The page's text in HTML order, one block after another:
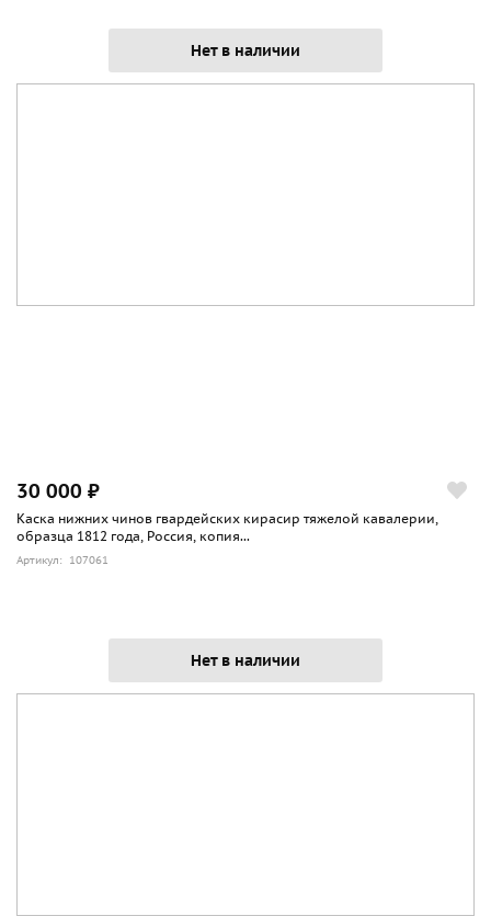
Нет в наличии
30 000 ₽
Каска нижних чинов гвардейских кирасир тяжелой кавалерии,
образца 1812 года, Россия, копия...
Артикул: 107061
Нет в наличии